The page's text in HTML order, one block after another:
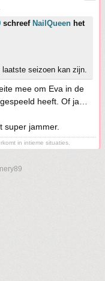
schreef NailQueen het
laatste seizoen kan zijn.
mee om Eva in de
heeft. Of ja…
super jammer.
in intieme situaties.